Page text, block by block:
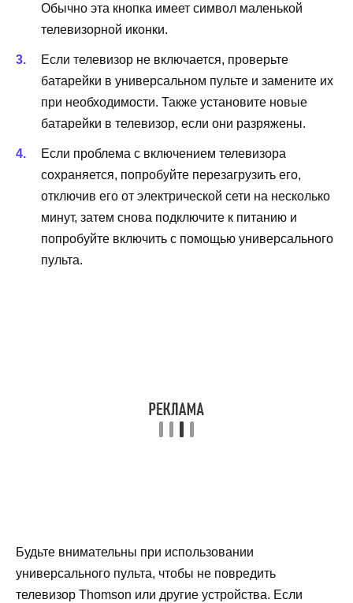
Обычно эта кнопка имеет символ маленькой
телевизорной иконки.
Если телевизор не включается, проверьте
батарейки в универсальном пульте и замените их
при необходимости. Также установите новые
батарейки в телевизор, если они разряжены.
Если проблема с включением телевизора
сохраняется, попробуйте перезагрузить его,
отключив его от электрической сети на несколько
минут, затем снова подключите к питанию и
попробуйте включить с помощью универсального
пульта.
Будьте внимательны при использовании
универсального пульта, чтобы не повредить
телевизор Thomson или другие устройства. Если